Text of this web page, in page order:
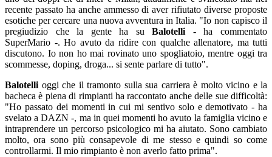
recente passato ha anche ammesso di aver rifiutato diverse proposte
esotiche per cercare una nuova avventura in Italia. "Io non capisco il
pregiudizio che la gente ha suBalotelli - ha commentato
SuperMario -. Ho avuto da ridire con qualche allenatore, ma tutti
discutono. Io non ho mai rovinato uno spogliatoio, mentre oggi tra
scommesse, doping, droga... si sente parlare di tutto".
Balotelli oggi che il tramonto sulla sua carriera è molto vicino e la
bacheca è piena di rimpianti ha raccontato anche delle sue difficoltà:
"Ho passato dei momenti in cui mi sentivo solo e demotivato - ha
svelato a DAZN -, ma in quei momenti ho avuto la famiglia vicino e
intraprendere un percorso psicologico mi ha aiutato. Sono cambiato
molto, ora sono più consapevole di me stesso e quindi so come
controllarmi. Il mio rimpianto è non averlo fatto prima".